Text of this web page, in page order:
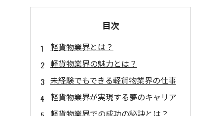
目次
軽貨物業界とは？
軽貨物業界の魅力とは？
未経験でもできる軽貨物業界の仕事
軽貨物業界が実現する夢のキャリア
軽貨物業界での成功の秘訣とは？